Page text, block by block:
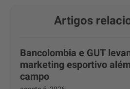
Artigos
Bancolombia e GUT
marketing esportivo
campo